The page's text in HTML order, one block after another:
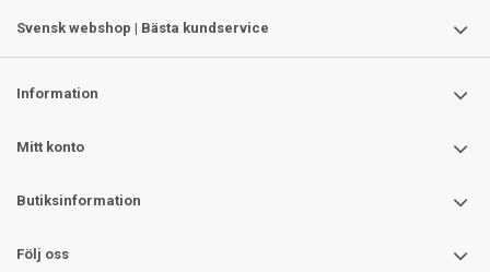
Svensk webshop | Bästa kundservice
Information
Mitt konto
Butiksinformation
Följ oss